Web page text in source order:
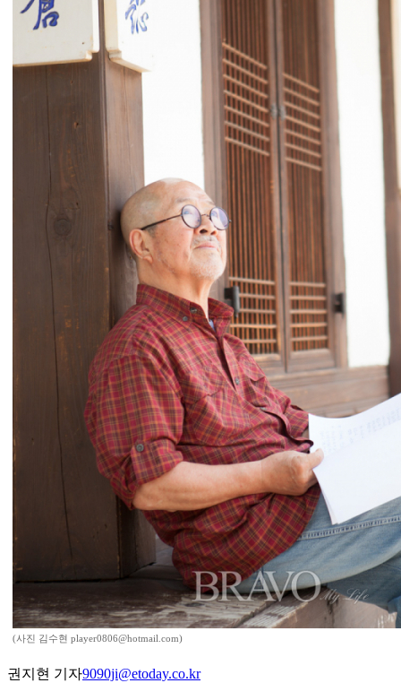
(사진 김수현 player0806@hotmail.com)
권지현 기자9090ji@etoday.co.kr